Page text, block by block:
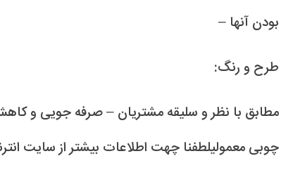
بودن آنها –
طرح و رنگ:
مطابق با نظر و سلیقه مشتریان – صرفه جویی و
چوبی معمولیلطفنا چهت اطلاعات بیشتر از سایت